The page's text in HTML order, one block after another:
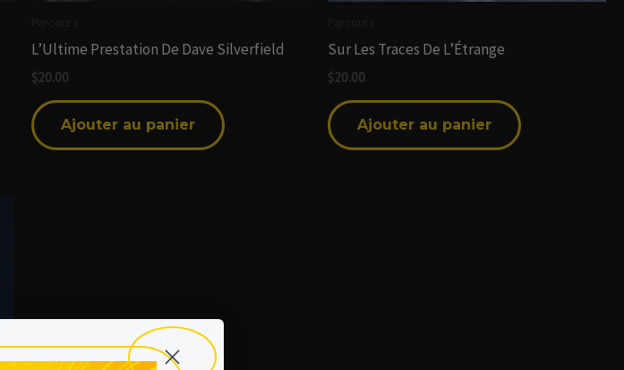
L’Ultime Prestation De Dave Silverfield
$20.00
Ajouter au panier
Sur Les Traces De L’Étrange
$20.00
Ajouter au panier